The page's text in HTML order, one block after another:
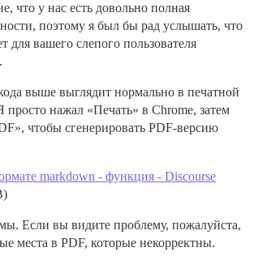
для ввода с клавиатуры
Scanner kbScanner;
значения для карт из колоды — 2
final int HIGH_CARD_RANGE = 14;
{
суммы денег игрока
= 100;
сканера клавиатуры
= new Scanner(System.in);
снова» — публичный метод,
вводит YES, то игра может быть
(false)
что у нас есть довольно полная
поэтому я был бы рад услышать, что
для вашего слепого пользователя
.
выше выглядит нормально в печатной
просто нажал «Печать» в Chrome, затем
чтобы сгенерировать PDF-версию
markdown - функция - Discourse
Если вы видите проблему, пожалуйста,
места в PDF, которые некорректны.